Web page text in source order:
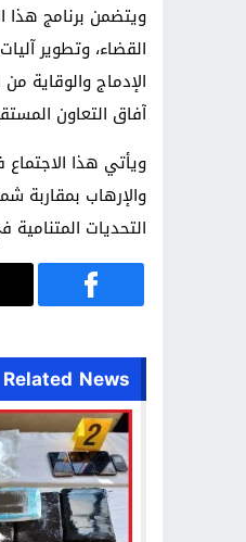
ويتضمن برنامج هذا
القضاء، وتطوير
الإدماج والوقاية
آفاق التعاون
ويأتي هذا الاجتماع
والإرهاب بمقاربة
التحديات
Related News